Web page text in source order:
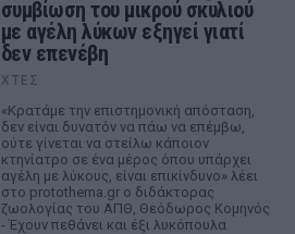
συμβίωση του μικρού σκυλιού
με αγέλη λύκων εξηγεί γιατί
δεν επενέβη
ΧΤΕΣ
«Κρατάμε την επιστημονική απόσταση,
δεν είναι δυνατόν να πάω να επέμβω,
ούτε γίνεται να στείλω κάποιον
κτηνίατρο σε ένα μέρος όπου υπάρχει
αγέλη με λύκους, είναι επικίνδυνο» λέει
στο protothema.gr ο διδάκτορας
ζωολογίας του ΑΠΘ, Θεόδωρος Κομηνός
- Έχουν πεθάνει και έξι λυκόπουλα